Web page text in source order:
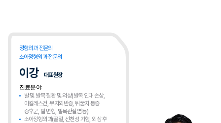
정형외과 전문의
소아정형외과 전문의
이강
대표원장
진료분야
발 및 발목 질환 및 외상(발목 인대 손상,
아킬레스건, 무지외반증, 뒤꿈치 통증
증후군, 발 변형, 발목관절염 등)
소아정형외과(골절, 선천성 기형, 외상 후